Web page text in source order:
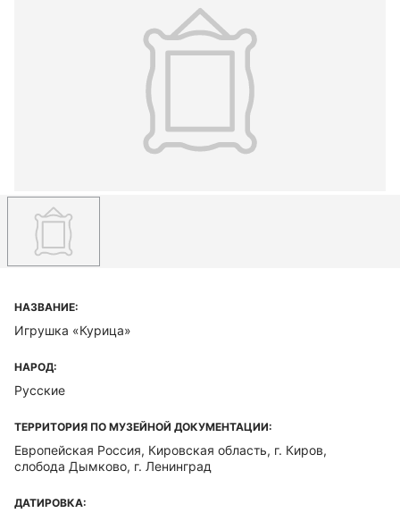
НАЗВАНИЕ:
Игрушка «Курица»
НАРОД:
Русские
ТЕРРИТОРИЯ ПО МУЗЕЙНОЙ ДОКУМЕНТАЦИИ:
Европейская Россия, Кировская область, г. Киров,
слобода Дымково, г. Ленинград
ДАТИРОВКА: